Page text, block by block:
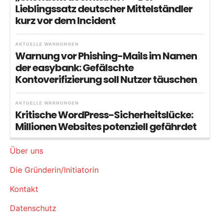
Lieblingssatz deutscher Mittelständler
kurz vor dem Incident
AKTUELLE WARNUNGEN
Warnung vor Phishing-Mails im Namen
der easybank: Gefälschte
Kontoverifizierung soll Nutzer täuschen
AKTUELLE WARNUNGEN
Kritische WordPress-Sicherheitslücke:
Millionen Websites potenziell gefährdet
Über uns
Die Gründerin/Initiatorin
Kontakt
Datenschutz